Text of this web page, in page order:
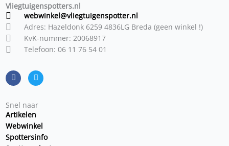
Vliegtuigenspotters.nl
webwinkel@vliegtuigenspotter.nl
Adres: Hazeldonk 6259 4836LG Breda (geen winkel !)
KvK-nummer: 20068917
Telefoon: 06 11 76 54 01
c
e
b
o
k
i
t
t
r
Snel naar
Artikelen
Webwinkel
Spottersinfo